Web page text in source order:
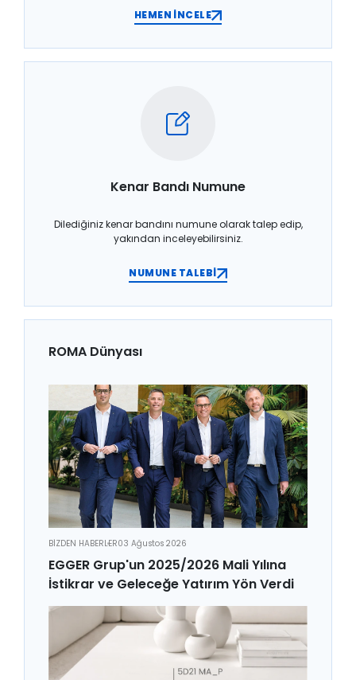
HEMEN İNCELE
Kenar Bandı Numune
Dilediğiniz kenar bandını numune olarak talep edip,
yakından inceleyebilirsiniz.
NUMUNE TALEBİ
ROMA Dünyası
BİZDEN HABERLER03 Ağustos 2026
EGGER Grup'un 2025/2026 Mali Yılına
İstikrar ve Geleceğe Yatırım Yön Verdi